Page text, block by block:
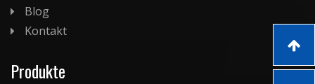
Blog
Kontakt
Produkte